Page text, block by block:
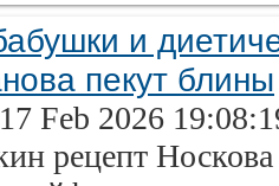
и
пекут блины
Feb 2026
рецепт